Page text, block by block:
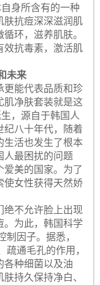
身所含有的一种
肤抗痘深深滋润肌
环，滋养肌肤。
效抗毒素，激活肌
未来
更能代表品质和珍
肌净肤套装就是这
，源自于韩国人
纪八十年代，随着
生活也发生了根本
人最困扰的问题
美的国家。为了
使女性获得天然娇
绝不允许脸上出现
。为此，韩国科学
制因子。据悉，
疏通毛孔的作用，
各种细菌以及油
持久保持净白、